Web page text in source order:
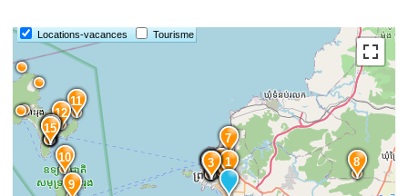
Locations-vacances Tourisme
15
14
13
12
11
10
9
8
7
6
5
4
3 21